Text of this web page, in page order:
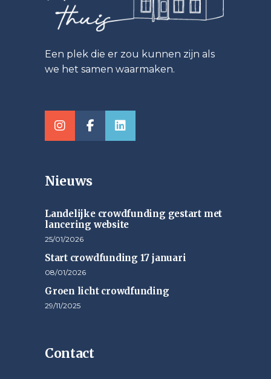
Een plek die er zou kunnen zijn als
we het samen waarmaken.
Nieuws
Landelijke crowdfunding gestart met
lancering website
25/01/2026
Start crowdfunding 17 januari
08/01/2026
Groen licht crowdfunding
29/11/2025
Contact